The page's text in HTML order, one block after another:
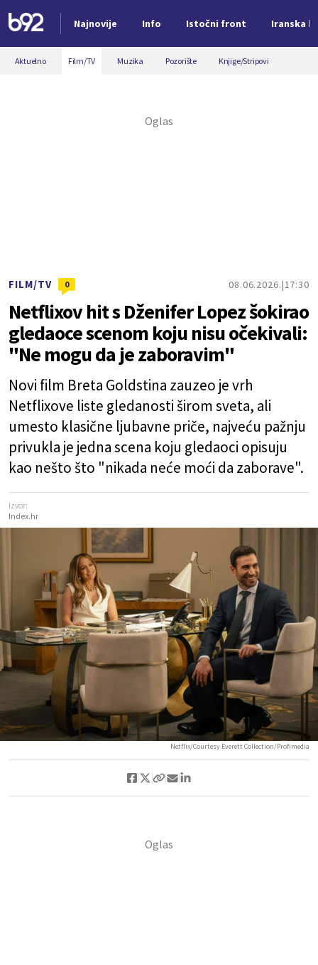
Najnovije Info Istočni front Iranska
Nova vest
Aktuelno Film/TV Muzika Pozorište Knjige/Stripovi
FILM/TV 0 08.06.2026. 17:30
Netflixov hit s Dženifer Lopez šokirao
gledaoce scenom koju nisu očekivali:
"Ne mogu da je zaboravim"
Novi film Breta Goldstina zauzeo je vrh
Netflixove liste gledanosti širom sveta, ali
umesto klasične ljubavne priče, najveću pažnju
privukla je jedna scena koju gledaoci opisuju
kao nešto što "nikada neće moći da zaborave".
Izvor:
Index.hr
Netflix/Courtesy Everett Collection/Profimedia